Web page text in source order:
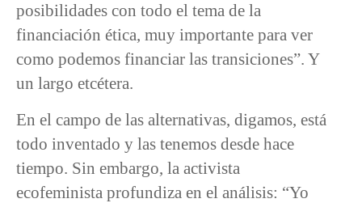
posibilidades con todo el tema de la
financiación ética, muy importante para ver
como podemos financiar las transiciones”. Y
un largo etcétera.
En el campo de las alternativas, digamos, está
todo inventado y las tenemos desde hace
tiempo. Sin embargo, la activista
ecofeminista profundiza en el análisis: “Yo